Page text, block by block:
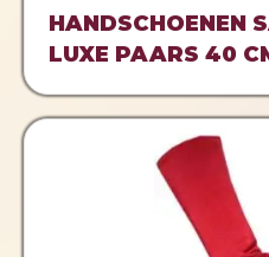
HANDSCHOENEN
LUXE PAARS 40